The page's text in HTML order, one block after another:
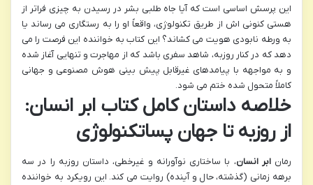
این پرسش اساسی است که آیا جاه طلبی بشر در رسیدن به چیزی فراتر از
هستی کنونی اش از طریق تکنولوژی، واقعاً او را به رستگاری می رساند یا
به ورطه نابودی هویت می کشاند؟ این کتاب به خواننده این فرصت را می
دهد که در کنار روزبه، شاهد سفری باشد که از مهاجرت و تنهایی آغاز شده
و به مواجهه با پیامدهای غیرقابل پیش بینی هوش مصنوعی و جهانی
کاملاً متحول شده ختم می شود.
خلاصه داستان کامل کتاب ابر انسان:
از روزبه تا جهان پساتکنولوژی
رمانابر انسان، با ساختاری نوآورانه و غیرخطی، داستان روزبه را در سه
برهه زمانی (گذشته، حال و آینده) روایت می کند. این رویکرد به خواننده